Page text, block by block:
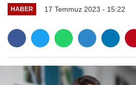
HABER 17 Temmuz 2023 - 15:22